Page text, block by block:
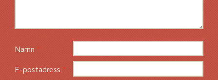
Namn*
E-postadress*